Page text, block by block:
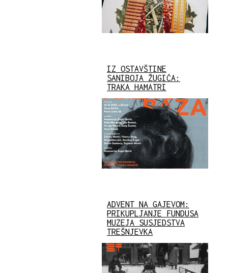
IZ OSTAVŠTINE
SANIBOJA ŽUGIĆA:
TRAKA HAMATRI
ADVENT NA GAJEVOM:
PRIKUPLJANJE FUNDUSA
MUZEJA SUSJEDSTVA
TREŠNJEVKA